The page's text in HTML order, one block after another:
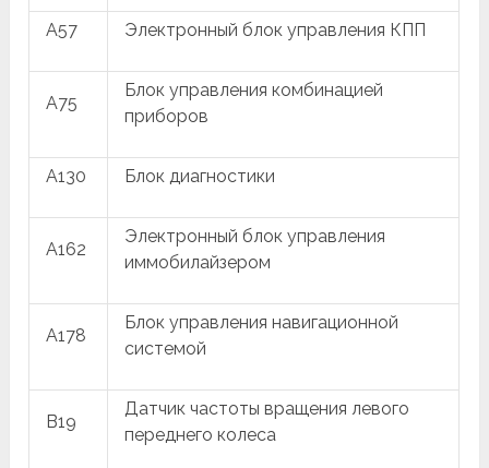
A57 Электронный блок управления КПП
A75
Блок управления комбинацией
приборов
A130 Блок диагностики
A162
Электронный блок управления
иммобилайзером
A178
Блок управления навигационной
системой
B19
Датчик частоты вращения левого
переднего колеса